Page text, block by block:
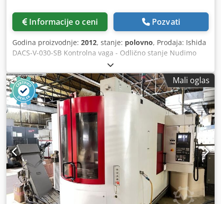
Informacije o ceni Pozvati
Godina proizvodnje: 2012, stanje: polovno, Prodaja: Ishida
DACS-V-030-SB Kontrolna vaga - Odlično stanje Nudimo
visokokvalitetnu vagu Ishida DACS-V-KSNUMKS-SB za
prodaju, dizajniranu za efikasnu i preciznu kontrolu težine
u različitim proizvodnim okruženjima. Ova vaga je u
odličnom stanju, temeljno održavana i spremna za
upotrebu. Ključne karakteristike: - Dimenzije platforme za
vaganje: 530mm k 300mm - Automatski odbaciti sistem:
Obezbeđuje precizno sortiranje i uklanjanje off-of-spec
proizvoda - Marka: Ishida – poznata po svojim pouzdanim i
izdržljivim rešenjima za vaganje - Model: DACS-W-030-SB –
Vrhunski model za optimalne performanse - Jednostavnost
integracije: Može se lako integrisati u postojeću
proizvodnu liniju - Preciznost i pouzdanost: Idealan za
prehrambene, farmaceutske ili industrijske primene Bez
obzira da li želite da nadogradite svoje procese kontrole
Mali oglas